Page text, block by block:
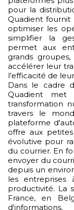
pour la
Quadient fournit
optimiser les
simplifier la
permet aux
grands
accélérer leur
l’efficacité de
Dans le cadre
Quadient met
transformation
travers le
plateforme
offre aux
évolutive pour
du courrier. En
envoyer du
depuis un
les
productivité. La
France, en